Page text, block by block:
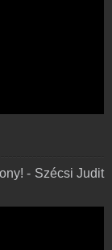
- Szécsi Judit